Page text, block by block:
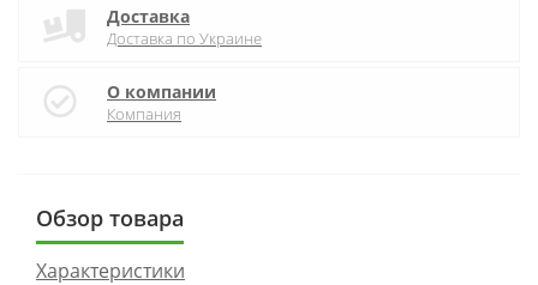
Доставка
Доставка по Украине
О компании
Компания
Обзор товара
Характеристики